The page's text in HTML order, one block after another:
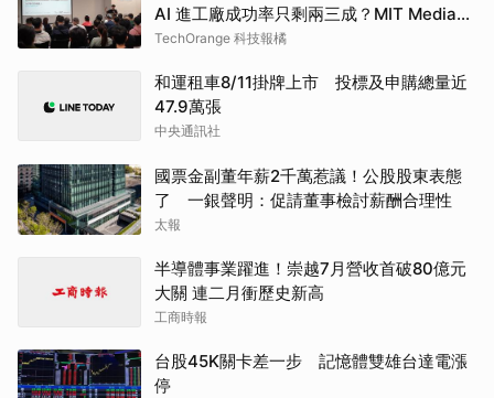
AI 進工廠成功率只剩兩三成？MIT Media
Lab 博士候選人、Nexuni 創辦人陳韋同用
TechOrange 科技報橘
和運租車8/11掛牌上市 投標及申購總量近
47.9萬張
中央通訊社
國票金副董年薪2千萬惹議！公股股東表態
了 一銀聲明：促請董事檢討薪酬合理性
太報
半導體事業躍進！崇越7月營收首破80億元
大關 連二月衝歷史新高
工商時報
台股45K關卡差一步 記憶體雙雄台達電漲
停